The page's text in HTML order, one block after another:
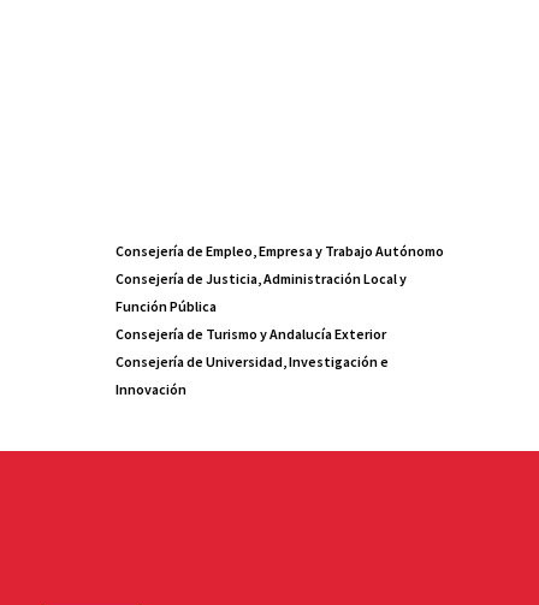
Consejería de Empleo, Empresa y Trabajo Autónomo
Consejería de Justicia, Administración Local y
Función Pública
Consejería de Turismo y Andalucía Exterior
Consejería de Universidad, Investigación e
Innovación